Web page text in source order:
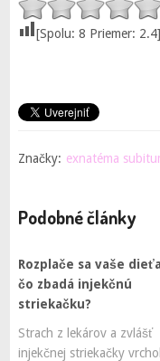
[Spolu: 8 Priemer: 2.4]
Značky: exnatéma
Podobné články
Rozplače sa vaše
čo zbadá injekčnú
striekačku?
Strach z lekárov a zvlášť
injekčnej striekačky